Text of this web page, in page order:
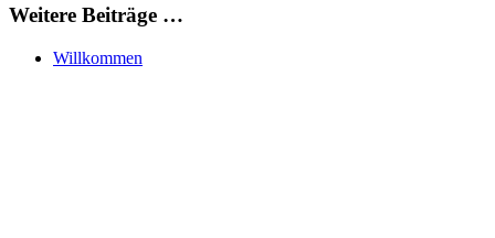
Weitere Beiträge …
Willkommen